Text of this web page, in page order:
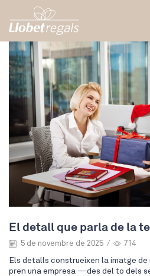
El detall que parla de la
5 de novembre de 2025 / 714
Els detalls construeixen la imatge de
pren una empresa —des del to dels